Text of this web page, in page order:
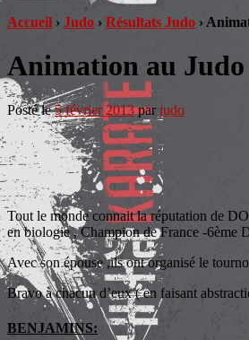
Accueil › Judo › Résultats Judo ›
Animation au
Posté le5 février 2013parjudo
Tout le monde connait la réputation de
en biologie , Champion de France -
Avec son épouse ,ils ont organisé le
Bravo à chacun d’eux ( en faisant
BENJAMINS: